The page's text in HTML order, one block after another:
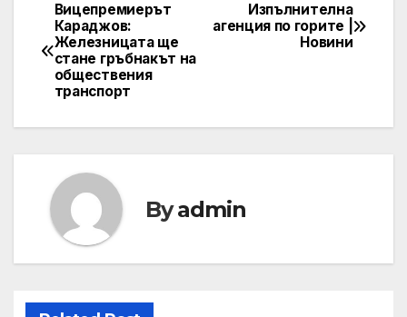
Post
navigation
Изпълнителна
агенция по горите |
Новини
Вицепремиерът
Караджов:
Железницата ще
стане гръбнакът на
обществения
транспорт
Byadmin